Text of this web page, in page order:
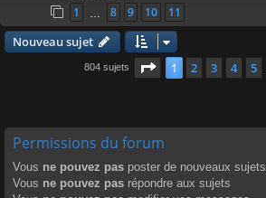
1 8 9 10 11
Nouveau sujet
804 sujets Page 1sur27
1 2 3 4 5
Permissions du forum
Vous ne pouvez pas poster de nouveaux sujets
Vous ne pouvez pas répondre aux sujets